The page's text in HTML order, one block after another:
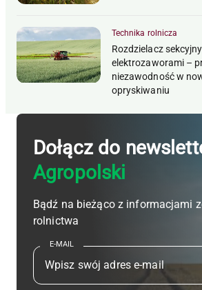
Technika rolnicza
Rozdzielacz
elektrozaworami –
niezawodność w
opryskiwaniu
Dołącz do
Agropolski
Bądź na bieżąco z informacjami
rolnictwa
E-MAIL